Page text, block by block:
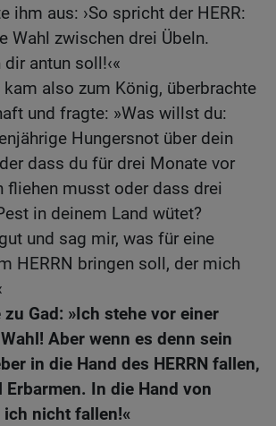
ihm aus: ›So spricht der HERR:
Wahl zwischen drei Übeln.
antun soll!‹«
kam also zum König, überbrachte
und fragte: »Was willst du:
Hungersnot über dein
dass du für drei Monate vor
fliehen musst oder dass drei
in deinem Land wütet?
und sag mir, was für eine
HERRN bringen soll, der mich
zu Gad: »Ich stehe vor einer
Aber wenn es denn sein
in die Hand des HERRN fallen,
In die Hand von
nicht fallen!«